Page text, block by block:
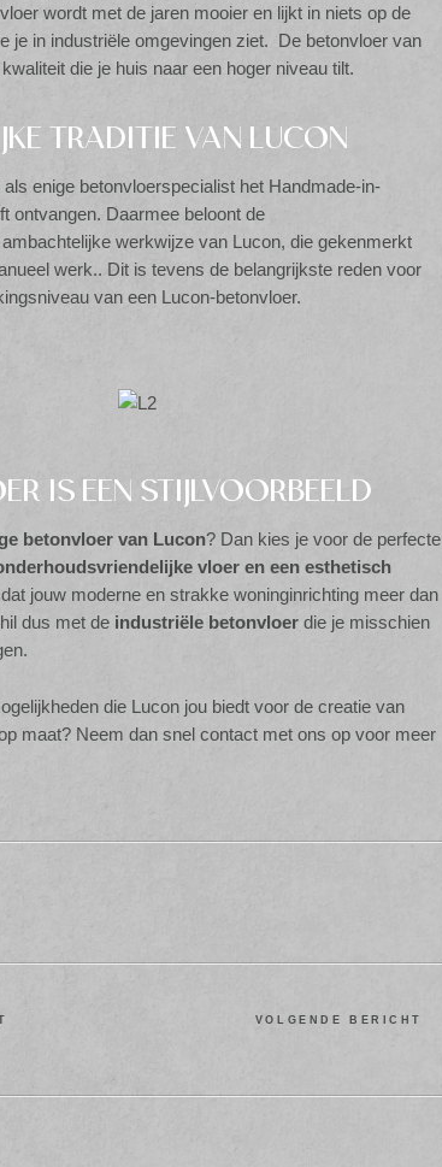
wordt met de jaren mooier en lijkt in niets op de
je in industriële omgevingen ziet. De betonvloer van
die je huis naar een hoger niveau tilt.
TRADITIE VAN LUCON
enige betonvloerspecialist het Handmade-in-
ontvangen. Daarmee beloont de
werkwijze van Lucon, die gekenmerkt
werk.. Dit is tevens de belangrijkste reden voor
van een Lucon-betonvloer.
IS EEN STIJLVOORBEELD
betonvloer van Lucon? Dan kies je voor de perfecte
vloer en een esthetisch
dat jouw moderne en strakke woninginrichting meer dan
dus met de industriële betonvloer die je misschien
die Lucon jou biedt voor de creatie van
maat? Neem dan snel contact met ons op voor meer
VOLGENDE BERICHT